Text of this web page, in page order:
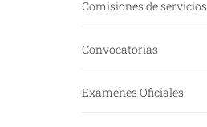
Comisiones de servicios
Convocatorias
Exámenes Oficiales